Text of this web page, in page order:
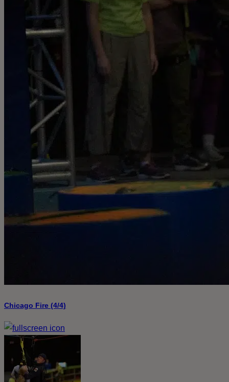
Chicago Fire (4/4)